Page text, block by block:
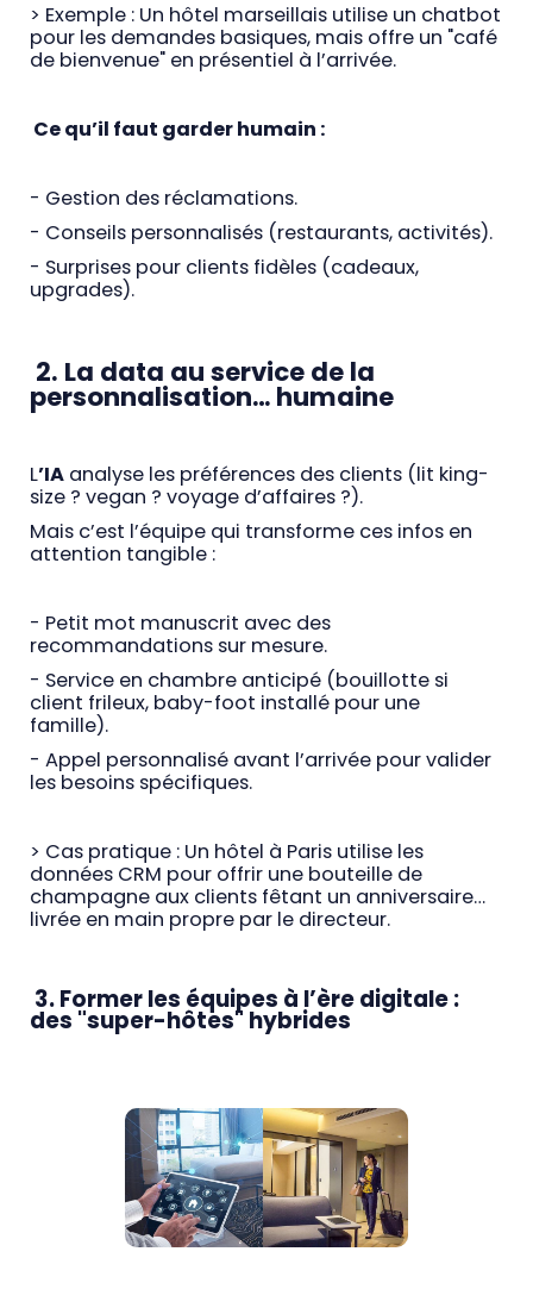
> Exemple : Un hôtel marseillais utilise un chatbot
pour les demandes basiques, mais offre un "café
de bienvenue" en présentiel à l’arrivée.
Ce qu’il faut garder humain :
- Gestion des réclamations.
- Conseils personnalisés (restaurants, activités).
- Surprises pour clients fidèles (cadeaux,
upgrades).
2. La data au service de la
personnalisation… humaine
L’IA analyse les préférences des clients (lit king-
size ? vegan ? voyage d’affaires ?).
Mais c’est l’équipe qui transforme ces infos en
attention tangible :
- Petit mot manuscrit avec des
recommandations sur mesure.
- Service en chambre anticipé (bouillotte si
client frileux, baby-foot installé pour une
famille).
- Appel personnalisé avant l’arrivée pour valider
les besoins spécifiques.
> Cas pratique : Un hôtel à Paris utilise les
données CRM pour offrir une bouteille de
champagne aux clients fêtant un anniversaire…
livrée en main propre par le directeur.
3. Former les équipes à l’ère digitale :
des "super-hôtes" hybrides